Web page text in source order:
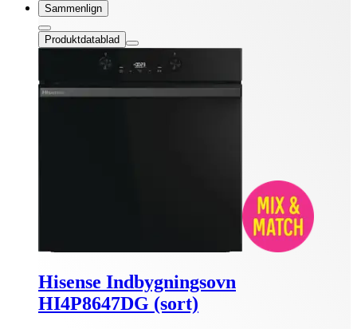
Sammenlign
Produktdatablad
Hisense Indbygningsovn
HI4P8647DG (sort)